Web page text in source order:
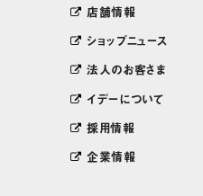
店舗情報
ショップニュース
法人のお客さま
イデーについて
採用情報
企業情報